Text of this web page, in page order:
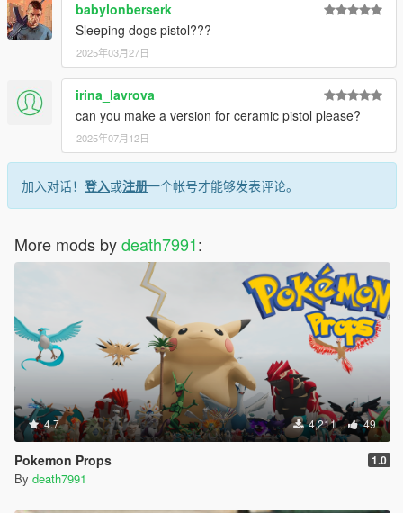
babylonberserk
Sleeping dogs pistol???
2025年03月27日
irina_lavrova
can you make a version for ceramic pistol please?
2025年07月12日
加入对话！ 登入或注册一个帐号才能够发表评论。
More mods bydeath7991:
4.7 4,211 49
Pokemon Props 1.0
By death7991